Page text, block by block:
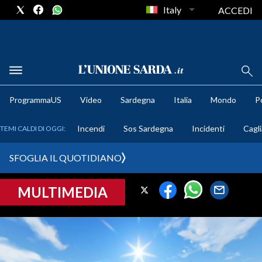
METEO
CRONACA SARDEGNA
PROVINCIA DI CAGLIARI
SULCIS IGLESIENTE
Italy ACCEDI
ProgrammaUS Video Sardegna Italia Mondo
TEMI CALDI DI OGGI: Incendi Sos Sardegna Incidenti
SFOGLIA IL QUOTIDIANO
MULTIMEDIA